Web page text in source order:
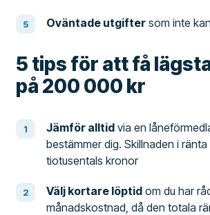
Oväntade utgifter som inte
5 tips för att få
på 200 000 kr
Jämför alltid via en
bestämmer dig. Skillnaden i
tiotusentals kronor
Välj kortare löptid om du har
månadskostnad, då den totala